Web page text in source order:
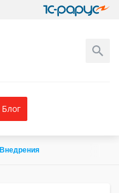
Блог
Внедрения